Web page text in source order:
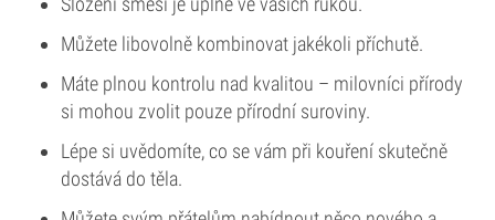
Můžete libovolně kombinovat jakékoli příchutě.
Máte plnou kontrolu nad kvalitou – milovníci přírody
si mohou zvolit pouze přírodní suroviny.
Lépe si uvědomíte, co se vám při kouření skutečně
dostává do těla.